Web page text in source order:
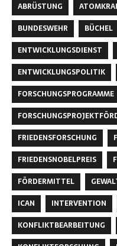
ABRÜSTUNG
BUNDESWEHR
BÜCHEL
ENTWICKLUNGSDIENST
ENTWICKLUNGSPOLITIK
FORSCHUNGSPROGRAMME
FRIEDENSFORSCHUNG
FRIEDENSNOBELPREIS
FÖRDERMITTEL
ICAN
INTERVENTION
KONFLIKTBEARBEITUNG